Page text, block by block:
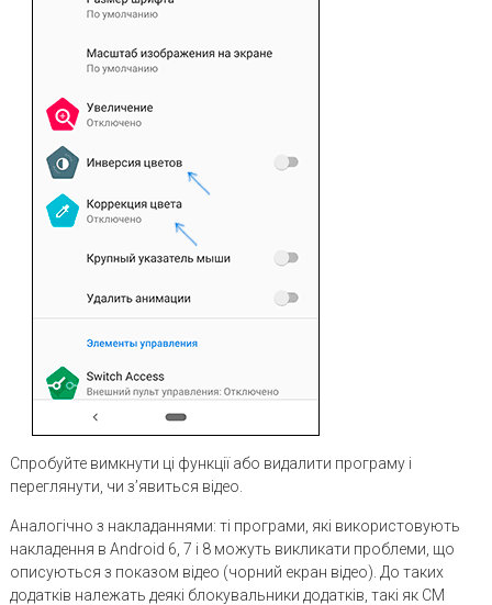
Спробуйте вимкнути ці функції або видалити програму і
переглянути, чи з’явиться відео.
Аналогічно з накладаннями: ті програми, які використовують
накладення в Android 6, 7 і 8 можуть викликати проблеми, що
описуються з показом відео (чорний екран відео). До таких
додатків належать деякі блокувальники додатків, такі як CM